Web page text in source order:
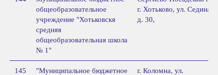
общеобразовательное
учреждение "Хотьковскя
средняя
общеобразовательная школа
№ 1"
г. Хотьково, ул. Седина,
д. 30,
145
"Муниципальное бюджетное
г. Коломна, ул.